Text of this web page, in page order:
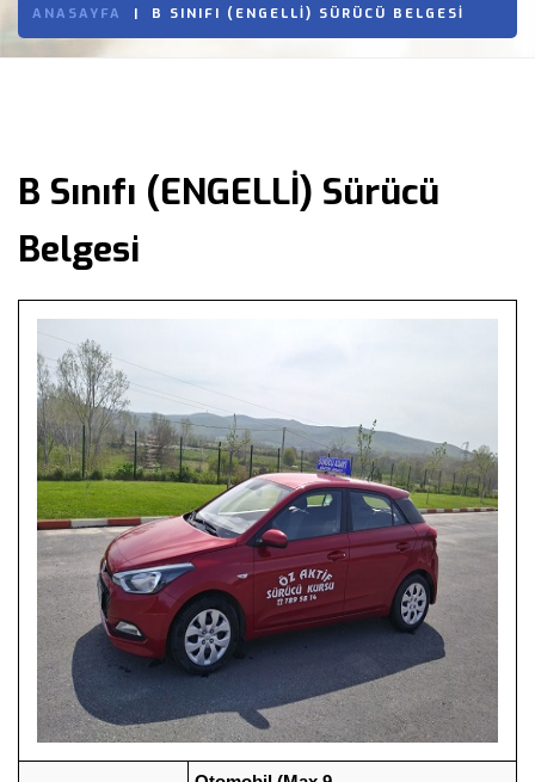
ANASAYFA B SINIFI (ENGELLI) SÜRÜCÜ BELGESI
B Sınıfı (ENGELLİ) Sürücü
Belgesi